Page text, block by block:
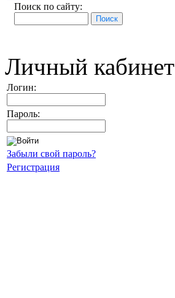
Поиск по сайту:
Личный кабинет
Логин:
Пароль:
Забыли свой пароль?
Регистрация